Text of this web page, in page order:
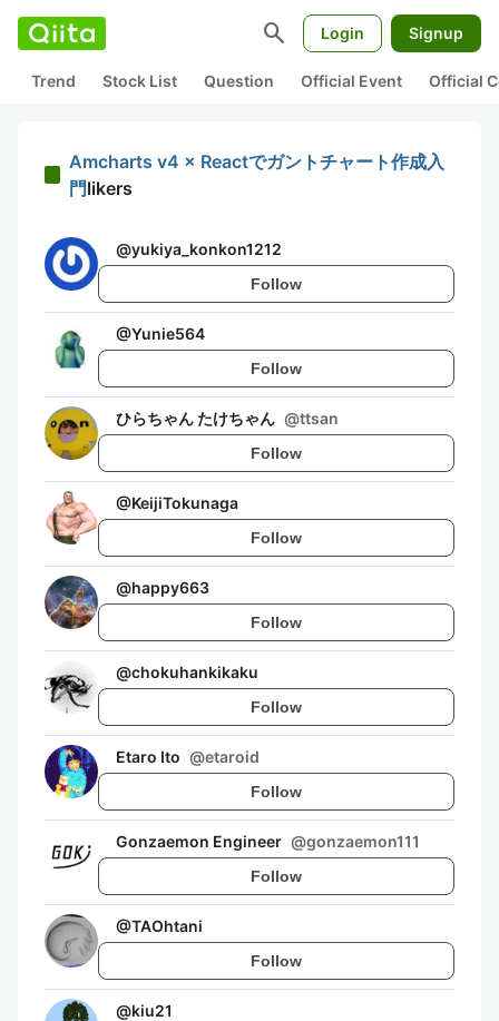
search Login Signup
Trend Stock List Question Official Event Official
Amcharts v4 × Reactでガントチャート作成入
門likers
@yukiya_konkon1212
Follow
@Yunie564
Follow
ひらちゃん たけちゃん @ttsan
Follow
@KeijiTokunaga
Follow
@happy663
Follow
@chokuhankikaku
Follow
Etaro Ito @etaroid
Follow
Gonzaemon Engineer @gonzaemon111
Follow
@TAOhtani
Follow
@kiu21